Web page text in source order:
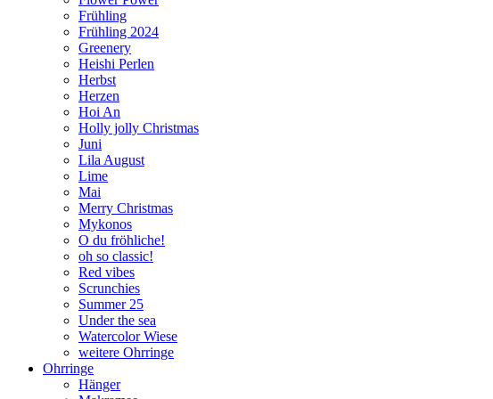
Frühling
Frühling 2024
Greenery
Heishi Perlen
Herbst
Herzen
Hoi An
Holly jolly Christmas
Juni
Lila August
Lime
Mai
Merry Christmas
Mykonos
O du fröhliche!
oh so classic!
Red vibes
Scrunchies
Summer 25
Under the sea
Watercolor Wiese
weitere Ohrringe
Ohrringe
Hänger